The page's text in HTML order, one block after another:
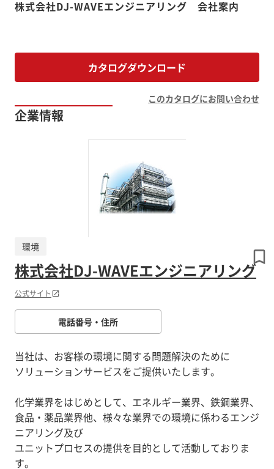
株式会社DJ-WAVEエンジニアリング 会社案内
カタログダウンロード
このカタログにお問い合わせ
企業情報
株式会社DJ-WAVEエンジニアリング
環境
公式サイト
電話番号・住所
当社は、お客様の環境に関する問題解決のために
ソリューションサービスをご提供いたします。
化学業界をはじめとして、エネルギー業界、鉄鋼業界、
食品・薬品業界他、様々な業界での環境に係わるエンジ
ニアリング及び
ユニットプロセスの提供を目的として活動しておりま
す。